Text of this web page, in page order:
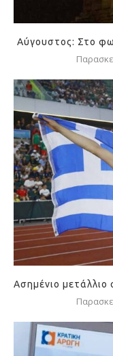
Αύγουστος: Στο
Ασημένιο μετάλλιο